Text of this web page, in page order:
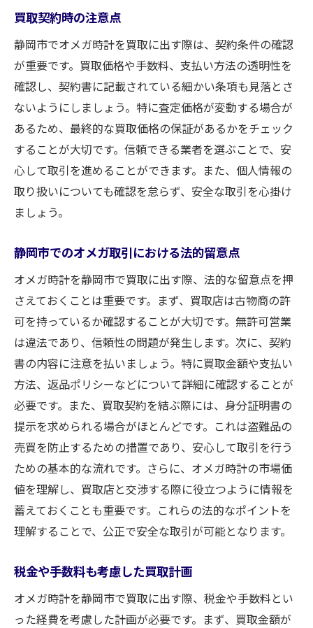
買取契約時の注意点
静岡市でオメガ時計を買取に出す際は、契約条件の確認
が重要です。買取価格や手数料、支払い方法の透明性を
確認し、契約書に記載されている細かい条項も見落とさ
ないようにしましょう。特に査定価格が変動する場合が
あるため、最終的な買取価格の保証があるかをチェック
することが大切です。信頼できる業者を選ぶことで、安
心して取引を進めることができます。また、個人情報の
取り扱いについても確認を怠らず、安全な取引を心掛け
ましょう。
静岡市でのオメガ取引における法的留意点
オメガ時計を静岡市で買取に出す際、法的な留意点を押
さえておくことは重要です。まず、買取店は古物商の許
可を持っているか確認することが大切です。無許可営業
は違法であり、信頼性の問題が発生します。次に、契約
書の内容に注意を払いましょう。特に買取金額や支払い
方法、返品ポリシーなどについて詳細に確認することが
必要です。また、買取契約を結ぶ際には、身分証明書の
提示を求められる場合がほとんどです。これは盗難品の
売買を防止するための措置であり、安心して取引を行う
ための基本的な流れです。さらに、オメガ時計の市場価
値を理解し、買取店と交渉する際に役立つように情報を
蓄えておくことも重要です。これらの法的なポイントを
理解することで、公正で安全な取引が可能となります。
税金や手数料も考慮した買取計画
オメガ時計を静岡市で買取に出す際、税金や手数料とい
った経費を考慮した計画が必要です。まず、買取金額が